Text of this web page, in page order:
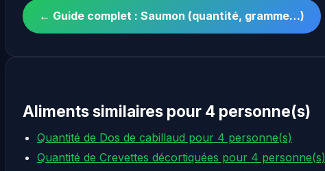
← Guide complet : Saumon (quantité, gramme…)
Aliments similaires pour 4 personne(s)
Quantité de Dos de cabillaud pour 4 personne(s)
Quantité de Crevettes décortiquées pour 4 personne(s)